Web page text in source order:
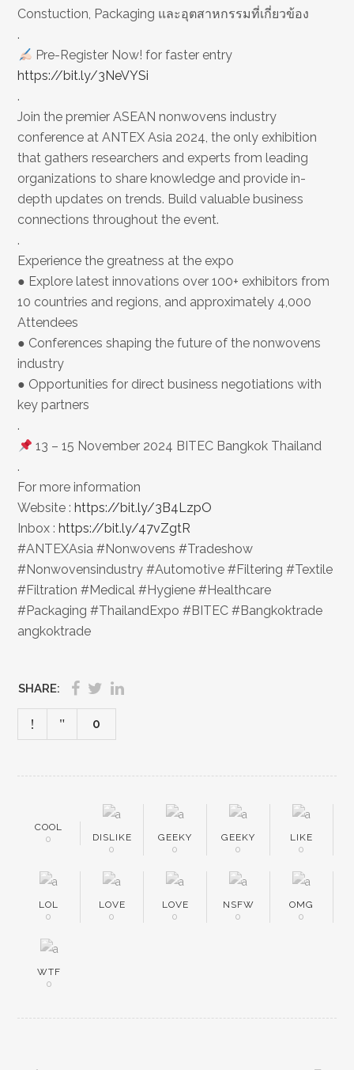
Constuction, Packaging และอุตสาหกรรมที่เกี่ยวข้อง
.
Pre-Register Now! for faster entry
https://bit.ly/3NeVYSi
.
Join the premier ASEAN nonwovens industry
conference at ANTEX Asia 2024, the only exhibition
that gathers researchers and experts from leading
organizations to share knowledge and provide in-
depth updates on trends. Build valuable business
connections throughout the event.
.
Experience the greatness at the expo
● Explore latest innovations over 100+ exhibitors from
10 countries and regions, and approximately 4,000
Attendees
● Conferences shaping the future of the nonwovens
industry
● Opportunities for direct business negotiations with
key partners
.
13 – 15 November 2024 BITEC Bangkok Thailand
.
For more information
Website : https://bit.ly/3B4LzpO
Inbox : https://bit.ly/47vZgtR
#ANTEXAsia #Nonwovens #Tradeshow
#Nonwovensindustry #Automotive #Filtering #Textile
#Filtration #Medical #Hygiene #Healthcare
#Packaging #ThailandExpo #BITEC #Bangkoktrade
angkoktrade
SHARE:
0
COOL
0
DISLIKE
0
GEEKY
0
GEEKY
0
LIKE
0
LOL
0
LOVE
0
LOVE
0
NSFW
0
OMG
0
WTF
0